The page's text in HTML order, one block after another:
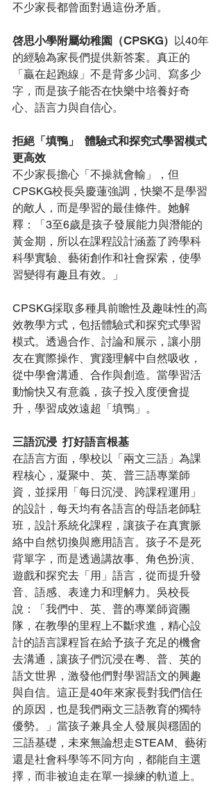
不少家長都曾面對過這份矛盾。
啓思小學附屬幼稚園（CPSKG） 以40年
的經驗為家長們提供新答案。真正的
「贏在起跑線」不是背多少詞、寫多少
字，而是孩子能否在快樂中培養好奇
心、語言力與自信心。
拒絕「填鴨」  體驗式和探究式學習模式
更高效
不少家長擔心「不操就會輸」，但
CPSKG校長吳慶蓮強調，快樂不是學習
的敵人，而是學習的最佳條件。她解
釋：「3至6歲是孩子發展能力與潛能的
黃金期，所以在課程設計涵蓋了跨學科
科學實驗、藝術創作和社會探索，使學
習變得有趣且有效。」
CPSKG採取多種具前瞻性及趣味性的高
效教學方式，包括體驗式和探究式學習
模式。透過合作、討論和展示，讓小朋
友在實際操作、實踐理解中自然吸收，
從中學會溝通、合作與創造。當學習活
動愉快又有意義，孩子投入度便會提
升，學習成效遠超「填鴨」。
三語沉浸  打好語言根基
在語言方面，學校以「兩文三語」為課
程核心，凝聚中、英、普三語專業師
資，並採用「每日沉浸、跨課程運用」
的設計，每天均有各語言的母語老師駐
班，設計系統化課程，讓孩子在真實脈
絡中自然切換與應用語言。孩子不是死
背單字，而是透過講故事、角色扮演、
遊戲和探究去「用」語言，從而提升發
音、語感、表達力和理解力。吳校長
說：「我們中、英、普的專業師資團
隊，在教學的里程上不斷求進，精心設
計的語言課程旨在給予孩子充足的機會
去溝通，讓孩子們沉浸在粵、普、英的
語文世界，激發他們對學習語文的興趣
與自信。這正是40年來家長對我們信任
的原因，也是我們兩文三語教育的獨特
優勢。」當孩子兼具全人發展與穩固的
三語基礎，未來無論想走STEAM、藝術
還是社會科學等不同方向，都能自主選
擇，而非被迫走在單一操練的軌道上。